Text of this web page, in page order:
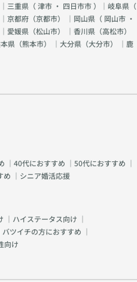
三重県（津市 ・ 四日市市）｜岐阜県（
京都府（京都市） ｜岡山県（ 岡山市 ・
愛媛県（松山市） ｜香川県（高松市）
県（熊本市） ｜大分県（大分市） ｜鹿
｜ 40代におすすめ ｜ 50代におすすめ ｜
め ｜ シニア婚活応援
｜ ハイステータス向け ｜
バツイチの方におすすめ ｜
向け